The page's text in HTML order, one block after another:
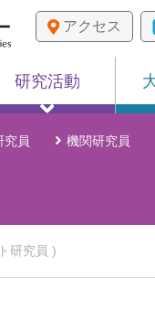
アクセス
研究活動
究員 機関研究員
研究員 )